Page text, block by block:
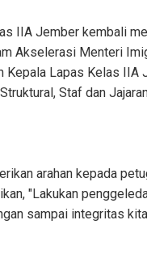
IIA Jember kembali
Akselerasi Menteri
Lapas Kelas IIA
Staf dan
arahan kepada
"Lakukan
sampai integritas